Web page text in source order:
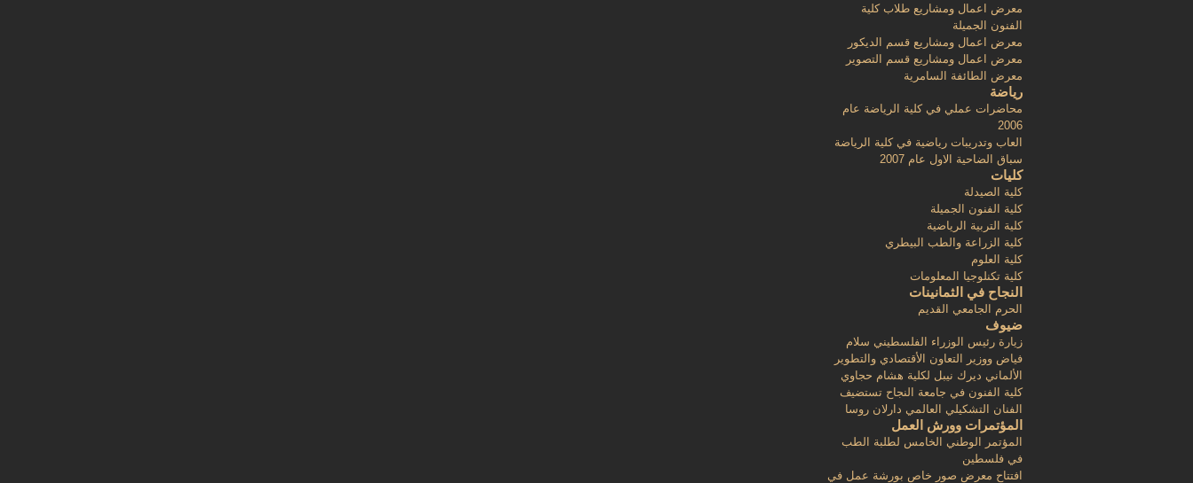
معرض اعمال ومشاريع طلاب كلية
الفنون الجميلة
معرض اعمال ومشاريع قسم الديكور
معرض اعمال ومشاريع قسم التصوير
معرض الطائفة السامرية
رياضة
محاضرات عملي في كلية الرياضة عام
2006
العاب وتدريبات رياضية في كلية الرياضة
سباق الضاحية الاول عام 2007
كليات
كلية الصيدلة
كلية الفنون الجميلة
كلية التربية الرياضية
كلية الزراعة والطب البيطري
كلية العلوم
كلية تكنلوجيا المعلومات
النجاح في الثمانينات
الحرم الجامعي القديم
ضيوف
زيارة رئيس الوزراء الفلسطيني سلام
فياض ووزير التعاون الأقتصادي والتطوير
الألماني ديرك نيبل لكلية هشام حجاوي
كلية الفنون في جامعة النجاح تستضيف
الفنان التشكيلي العالمي دارلان روسا
المؤتمرات وورش العمل
المؤتمر الوطني الخامس لطلبة الطب
في فلسطين
افتتاح معرض صور خاص بورشة عمل في